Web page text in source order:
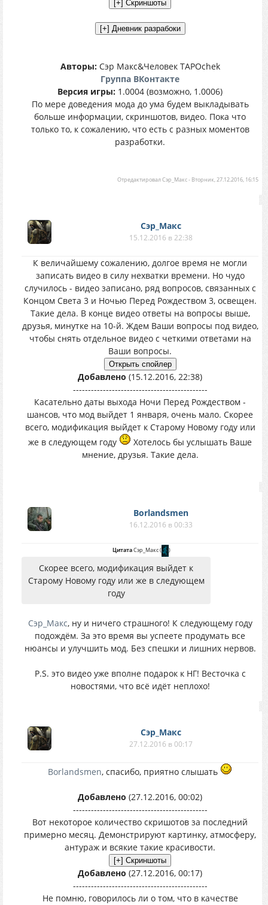
Авторы:Сэр Макс&Человек TAPOchek
Группа ВКонтакте
Версия игры: 1.0004 (возможно, 1.0006)
По мере доведения мода до ума будем выкладывать
больше информации, скриншотов, видео. Пока что
только то, к сожалению, что есть с разных моментов
разработки.
ОтредактировалСэр_Макс- Вторник, 27.12.2016, 16:15
Сэр_Макс
15.12.2016 в 22:38
К величайшему сожалению, долгое время не могли
записать видео в силу нехватки времени. Но чудо
случилось - видео записано, ряд вопросов, связанных с
Концом Света 3 и Ночью Перед Рождеством 3, освещен.
Такие дела. В конце видео ответы на вопросы выше,
друзья, минутке на 10-й. Ждем Ваши вопросы под видео,
чтобы снять отдельное видео с четкими ответами на
Ваши вопросы.
Добавлено (15.12.2016, 22:38)
---------------------------------------------
Касательно даты выхода Ночи Перед Рождеством -
шансов, что мод выйдет 1 января, очень мало. Скорее
всего, модификация выйдет к Старому Новому году или
же в следующем году
Хотелось бы услышать Ваше
мнение, друзья. Такие дела.
Borlandsmen
16.12.2016 в 00:33
ЦитатаСэр_Макс( )
Скорее всего, модификация выйдет к
Старому Новому году или же в следующем
году
Сэр_Макс, ну и ничего страшного! К следующему году
подождём. За это время вы успеете продумать все
нюансы и улучшить мод. Без спешки и лишних нервов.
P.S. это видео уже вполне подарок к НГ! Весточка с
новостями, что всё идёт неплохо!
Сэр_Макс
27.12.2016 в 00:17
Borlandsmen, спасибо, приятно слышать
Добавлено (27.12.2016, 00:02)
---------------------------------------------
Вот некоторое количество скришотов за последний
примерно месяц. Демонстрируют картинку, атмосферу,
антураж и всякие такие красивости.
Добавлено (27.12.2016, 00:17)
---------------------------------------------
Не помню, говорилось ли о том, что в качестве